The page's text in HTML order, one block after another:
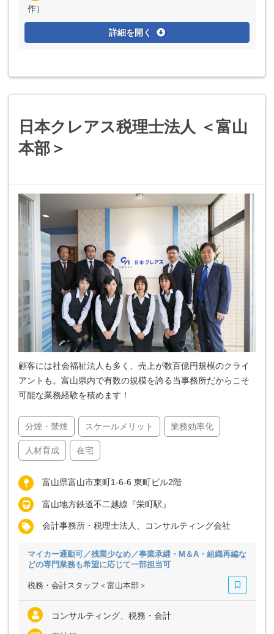
作）
詳細を開く
日本クレアス税理士法人 ＜富山
本部＞
顧客には社会福祉法人も多く、売上が数百億円規模のクライ
アントも。富山県内で有数の規模を誇る当事務所だからこそ
可能な業務経験を積めます！
分煙・禁煙 スケールメリット 業務効率化
人材育成 在宅
富山県富山市東町1-6-6 東町ビル2階
富山地方鉄道不二越線『栄町駅』
会計事務所・税理士法人、コンサルティング会社
マイカー通勤可／残業少なめ／事業承継・M＆A・組織再編な
どの専門業務も希望に応じて一部担当可
税務・会計スタッフ＜富山本部＞
コンサルティング、税務・会計